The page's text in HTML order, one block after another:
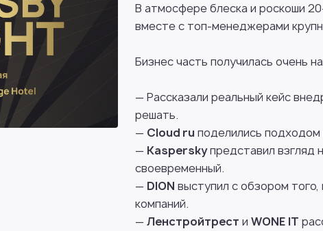
В атмосфере блеска и роскоши
вместе с топ-менеджерами
Бизнес часть получилась очень
— Рассказали реальный кейс
решать.
— Cloud ru поделились
— Kasperskyпредставил взгляд
своевременный.
— DION выступил с обзором
компаний.
—Ленстройтрест иWONE IT